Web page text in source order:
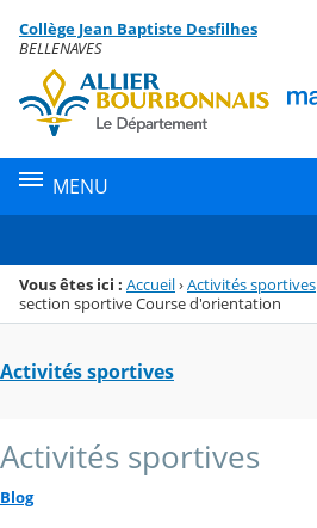
Menu de la rubrique
Contenu
Collège Jean Baptiste Desfilhes
BELLENAVES
MENU
Vous êtes ici : Accueil›Activités sportives
section sportive Course d'orientation
Activités sportives
Activités sportives
Blog